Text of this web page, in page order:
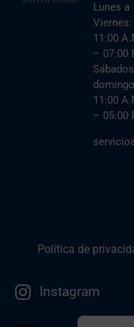
Lunes a
Viernes:
11:00
– 07:00
11:00
– 05:00
Política de
Instagram